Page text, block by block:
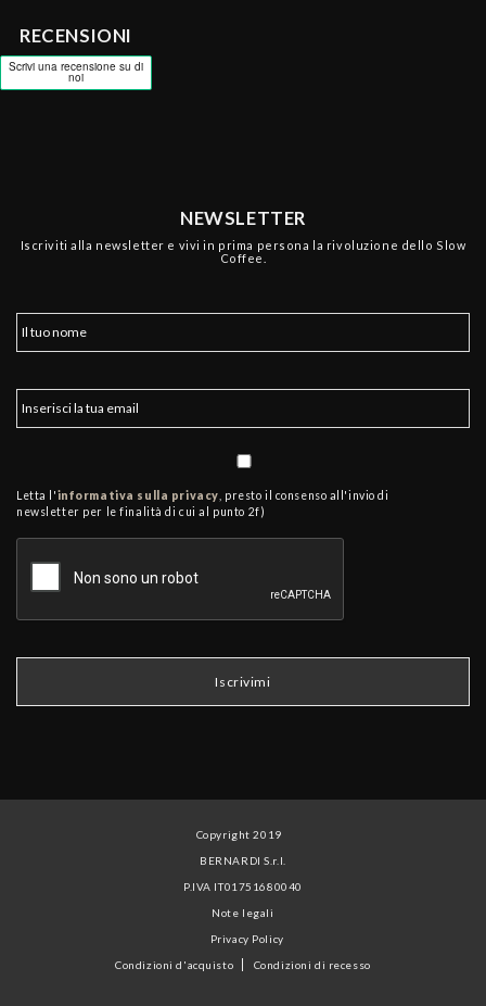
RECENSIONI
NEWSLETTER
Iscriviti alla newsletter e vivi in prima persona la rivoluzione dello Slow
Coffee.
Letta l'informativa sulla privacy , presto il consenso all'invio di
newsletter per le finalità di cui al punto 2f)
Copyright 2019
BERNARDI S.r.l.
P.IVA IT01751680040
Note legali
Privacy Policy
Condizioni d'acquisto
Condizioni di recesso